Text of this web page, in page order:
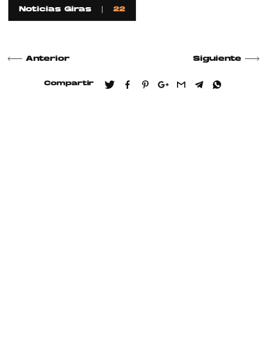
Noticias Giras 22
Anterior Siguiente
Compartir